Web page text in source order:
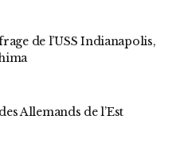
de l’USS Indianapolis,
Allemands de l’Est